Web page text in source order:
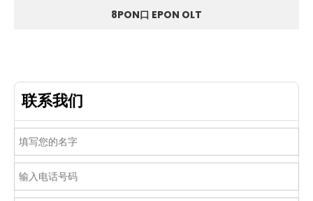
8PON口 EPON OLT
联系我们